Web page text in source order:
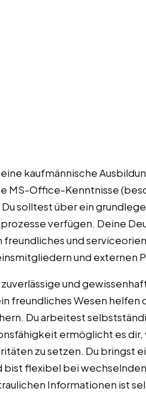
kaufmännische
MS-Office-Kenntnisse
solltest über ein
verfügen. Deine
freundliches und
und externen
und
freundliches Wesen helfen
Du arbeitest
ermöglicht es
zu setzen. Du bringst
flexibel bei
Informationen ist